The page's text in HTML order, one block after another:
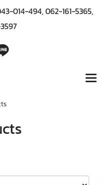
014-494,062-161-5365,